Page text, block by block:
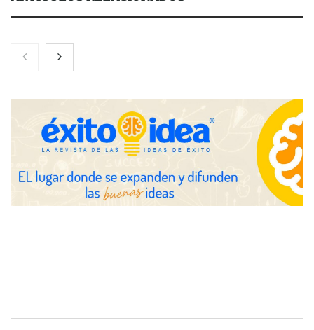
El nuevo mapa de zonas tensionadas abre nuevos frentes
legales para propietarios e inquilinos en Cataluña
La luz roja, el nuevo aftersun, actúa en la recuperación de la piel
después del sol
Eulalia Roig lanza ‘The Journal’, una revista digital mensual de
entrevistas y fotografía editorial